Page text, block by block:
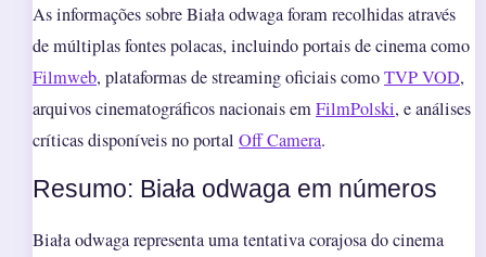
As informações sobre Biała odwaga foram recolhidas através
de múltiplas fontes polacas, incluindo portais de cinema como
Filmweb, plataformas de streaming oficiais comoTVP VOD,
arquivos cinematográficos nacionais emFilmPolski, e análises
críticas disponíveis no portal Off Camera.
Resumo: Biała odwaga em números
Biała odwaga representa uma tentativa corajosa do cinema